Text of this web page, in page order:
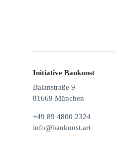
Initiative Baukunst
Balanstraße 9
81669 München
+49 89 4800 2324
info@baukunst.art